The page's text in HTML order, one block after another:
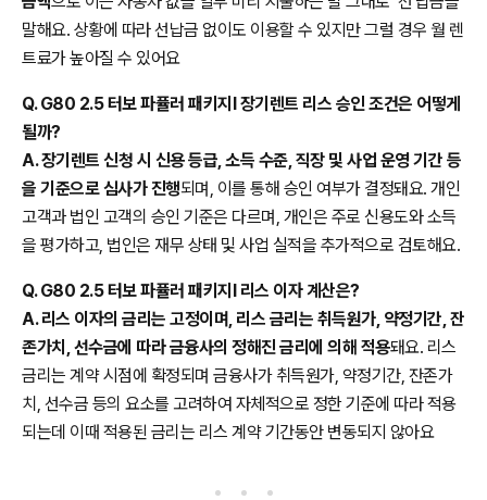
말해요. 상황에 따라 선납금 없이도 이용할 수 있지만 그럴 경우 월 렌
트료가 높아질 수 있어요
Q. G80 2.5 터보 파퓰러 패키지Ⅰ 장기렌트 리스 승인 조건은 어떻게
될까?
A. 장기렌트 신청 시 신용 등급, 소득 수준, 직장 및 사업 운영 기간 등
을 기준으로 심사가 진행되며, 이를 통해 승인 여부가 결정돼요. 개인
고객과 법인 고객의 승인 기준은 다르며, 개인은 주로 신용도와 소득
을 평가하고, 법인은 재무 상태 및 사업 실적을 추가적으로 검토해요.
Q. G80 2.5 터보 파퓰러 패키지Ⅰ 리스 이자 계산은?
A. 리스 이자의 금리는 고정이며, 리스 금리는 취득원가, 약정기간, 잔
존가치, 선수금에 따라 금융사의 정해진 금리에 의해 적용돼요. 리스
금리는 계약 시점에 확정되며 금융사가 취득원가, 약정기간, 잔존가
치, 선수금 등의 요소를 고려하여 자체적으로 정한 기준에 따라 적용
되는데 이때 적용된 금리는 리스 계약 기간동안 변동되지 않아요